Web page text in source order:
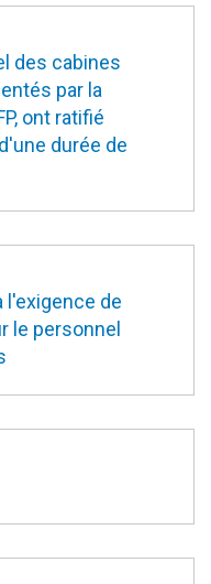
des cabines
par la
ont ratifié
durée de
l'exigence de
le personnel